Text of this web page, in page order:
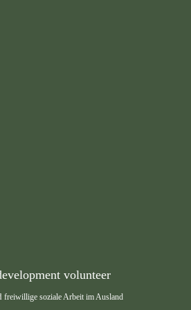
volunteer
freiwillige soziale Arbeit im Ausland